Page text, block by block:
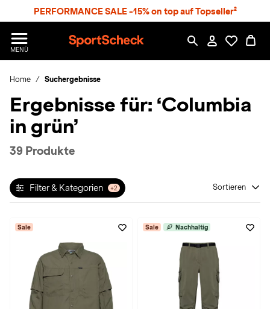
PERFORMANCE SALE -15% on top auf Topseller²
MENÜ
p
r
S
h
c
Home Suchergebnisse
Ergebnisse für: ‘Columbia
in grün’
39 Produkte
Filter & Kategorien +2 Sortieren
Sale Sale Nachhaltig